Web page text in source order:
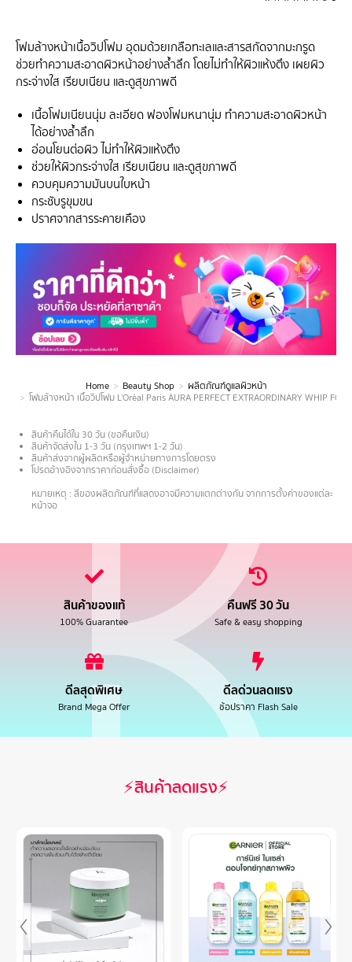
โฟมล้างหน้าเนื้อวิปโฟม อุดมด้วยเกลือทะเลและสารสกัดจากมะกรูด
ช่วยทำความสะอาดผิวหน้าอย่างล้ำลึก โดยไม่ทำให้ผิวแห้งตึง เผยผิว
กระจ่างใส เรียบเนียน และดูสุขภาพดี
เนื้อโฟมเนียนนุ่ม ละเอียด ฟองโฟมหนานุ่ม ทำความสะอาดผิวหน้า
ได้อย่างล้ำลึก
อ่อนโยนต่อผิว ไม่ทำให้ผิวแห้งตึง
ช่วยให้ผิวกระจ่างใส เรียบเนียน และดูสุขภาพดี
ควบคุมความมันบนใบหน้า
กระชับรูขุมขน
ปราศจากสารระคายเคือง
You are here:Home Beauty Shop
ผลิตภัณฑ์ดูแลผิวหน้า
โฟมล้างหน้า เนื้อวิปโฟม L’Oréal Paris AURA PERFECT EXTRAORDINARY WHIP
สินค้าคืนได้ใน 30 วัน (ขอคืนเงิน)
สินค้าจัดส่งใน 1-3 วัน (กรุงเทพฯ 1-2 วัน)
สินค้าส่งจากผู้ผลิตหรือผู้จำหน่ายทางการโดยตรง
โปรดอ้างอิงจากราคาก่อนสั่งซื้อ (Disclaimer)
หมายเหตุ : สีของผลิตภัณฑ์ที่แสดงอาจมีความแตกต่างกัน จากการตั้งค่าของแต่ละ
หน้าจอ
สินค้าของแท้
100% Guarantee
คืนฟรี 30 วัน
Safe & easy shopping
ดีลสุดพิเศษ
Brand Mega Offer
ดีลด่วนลดแรง
ช้อปราคา Flash Sale
⚡สินค้าลดแรง⚡